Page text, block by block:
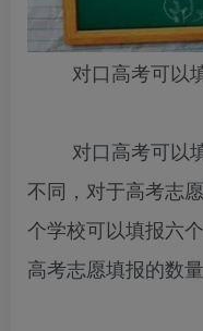
对口高考可以
对口高考可以填
不同，对于高考志
个学校可以填报六
高考志愿填报的数量